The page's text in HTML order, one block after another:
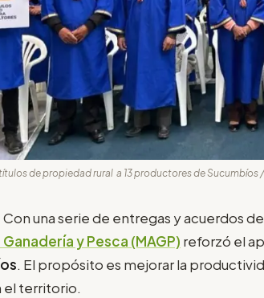
de propiedad rural a 13 productores de Sucumbíos
Con una serie de entregas y acuerdos
y Pesca (MAGP) reforzó el
. El propósito es mejorar la
el territorio.